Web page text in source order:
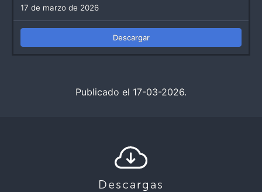
17 de marzo de 2026
Descargar
Publicado el 17-03-2026.
Descargas